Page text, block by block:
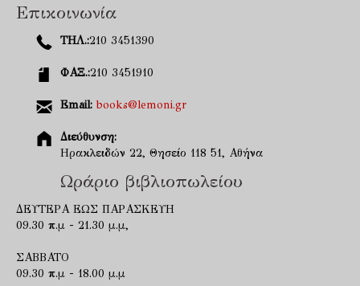
Επικοινωνία
ΤΗΛ.:210 3451390
ΦΑΞ.:210 3451910
Email: books@lemoni.gr
Διεύθυνση:
Ηρακλειδών 22, Θησείο 118 51, Αθήνα
Ωράριο βιβλιοπωλείου
ΔΕΥΤΕΡΑ ΕΩΣ ΠΑΡΑΣΚΕΥΗ
09.30 π.μ - 21.30 μ.μ,
ΣΑΒΒΑΤΟ
09.30 π.μ - 18.00 μ.μ